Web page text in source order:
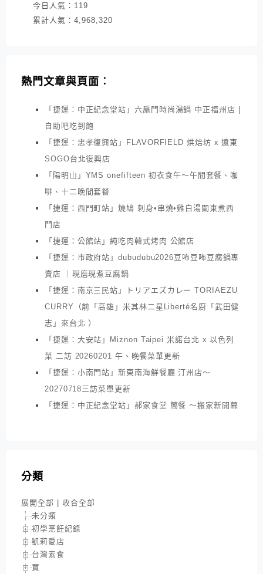
今日人氣： 119
累計人氣： 4,968,320
熱門文章與頁面︰
「捷運：中正紀念堂站」六扇門時尚湯鍋 中正福州店 |
自助吧吃到飽
「捷運：忠孝復興站」FLAVORFIELD 烘焙坊 x 遠東
SOGO台北復興店
「陽明山」YMS onefifteen 初衣食午～午間套餐、咖
啡、十二晚間套餐
「捷運：西門町站」燒鳩 刺身•串燒•雞白湯關東煮西
門店
「捷運：公館站」純吃肉韓式烤肉 公館店
「捷運：市政府站」dubudubu2026豆咘豆咘豆腐鍋專
賣店 ｜現磨現煮豆腐鍋
「捷運：南京三民站」トリアエズカレー TORIAEZU
CURRY（前「高雄」米其林二星Liberté名廚「武田健
志」來台北 ）
「捷運：大安站」Miznon Taipei 米諾台北 x 以色列
菜 二訪 20260201 午、晚餐菜單更新
「捷運：小南門站」新東南海鮮餐廳 汀州店～
20270718三訪菜單更新
「捷運：中正紀念堂站」郝家食堂 簡餐 ～搬家新開幕
分類
展開全部
收合全部
未分類
初學烹飪紀錄
凱莉愛店
台灣素食
買